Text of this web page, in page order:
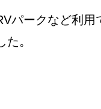
パークなど利
た。